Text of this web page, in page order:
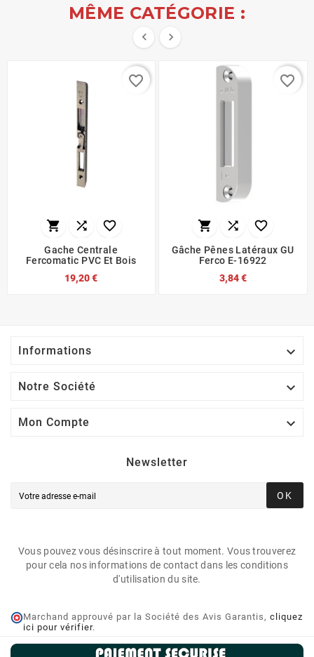
MÊME CATÉGORIE :
 
  
Gache Centrale
Fercomatic PVC Et Bois
19,20 €
favorite_border
  
Gâche Pênes Latéraux GU
Ferco E-16922
3,84 €
favorite_border
Informations 
Notre Société 
Mon Compte 
Newsletter
OK
Vous pouvez vous désinscrire à tout moment. Vous trouverez
pour cela nos informations de contact dans les conditions
d'utilisation du site.
Marchand approuvé par la Société des Avis Garantis, cliquez
ici pour vérifier.